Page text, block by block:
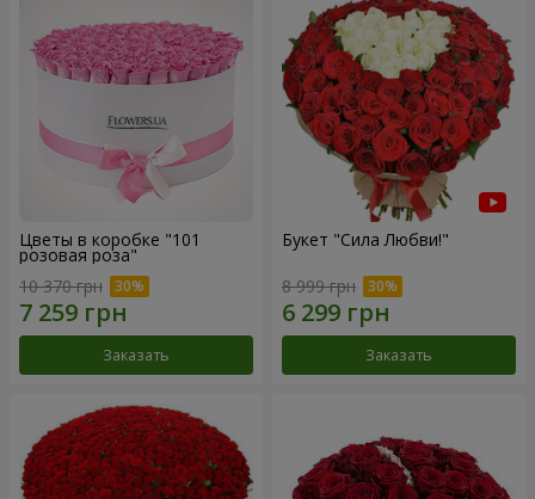
Цветы в коробке "101
розовая роза"
10 370 грн
Заказать
Букет "Сила Любви!"
8 999 грн
Заказать